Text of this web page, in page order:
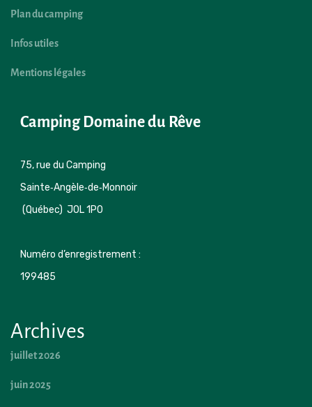
Plan du camping
Infos utiles
Mentions légales
Camping Domaine du Rêve
75, rue du Camping
Sainte‑Angèle‑de‑Monnoir
(Québec)  J0L 1P0
Numéro d’enregistrement :
199485
Archives
juillet 2026
juin 2025